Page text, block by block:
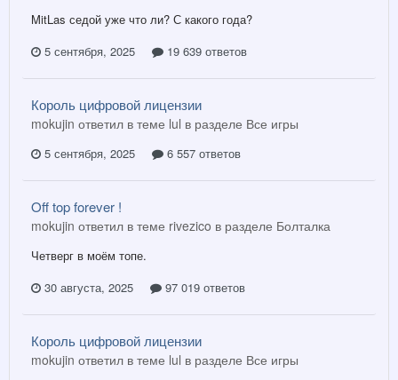
MitLas седой уже что ли? С какого года?
5 сентября, 2025
19 639 ответов
Король цифровой лицензии
mokujin ответил в теме lul в разделе Все игры
5 сентября, 2025 6 557 ответов
Off top forever !
mokujin ответил в теме rivezico в разделе Болталка
Четверг в моём топе.
30 августа, 2025
97 019 ответов
Король цифровой лицензии
mokujin ответил в теме lul в разделе Все игры